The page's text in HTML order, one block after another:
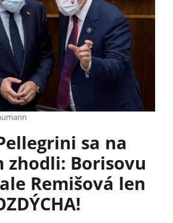
sa na
zhodli: Borisovu
Remišová len